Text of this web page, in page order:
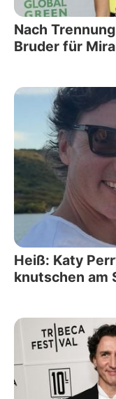
Nach
Bruder für
Heiß: Katy
knutschen am